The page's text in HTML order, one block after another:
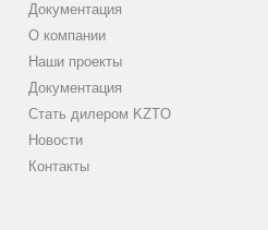
Документация
О компании
Наши проекты
Документация
Стать дилером KZTO
Новости
Контакты